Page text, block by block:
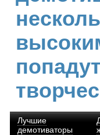
Лучшие
демотиваторы